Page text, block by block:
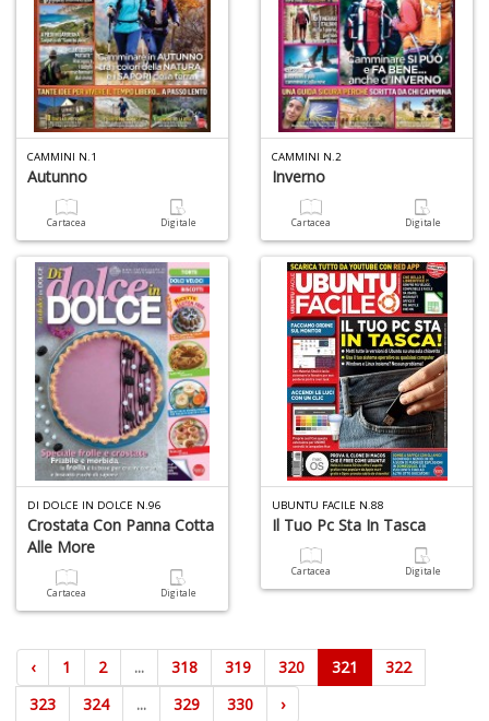
CAMMINI N.1
Autunno
Cartacea Digitale
CAMMINI N.2
Inverno
Cartacea Digitale
DI DOLCE IN DOLCE N.96
Crostata Con Panna Cotta
Alle More
Cartacea Digitale
UBUNTU FACILE N.88
Il Tuo Pc Sta In Tasca
Cartacea Digitale
‹ 1 2 ... 318 319 320 321
322
323
324 ... 329 330 ›